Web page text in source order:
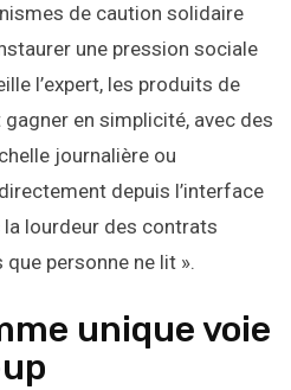
de caution solidaire
une pression sociale
l’expert, les produits de
en simplicité, avec des
journalière ou
depuis l’interface
lourdeur des contrats
personne ne lit ».
unique voie